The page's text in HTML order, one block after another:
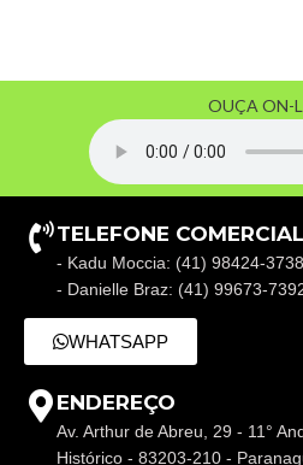
OUÇA ON-
TELEFONE COMERCIAL
- Kadu Moccia: (41) 98424-3738
- Danielle Braz: (41) 99673-
WHATSAPP
ENDEREÇO
Av. Arthur de Abreu, 29 - 11°
Histórico - 83203-210 -